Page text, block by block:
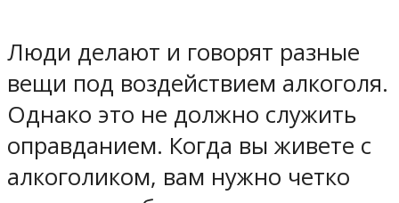
Люди делают и говорят разные
вещи под воздействием алкоголя.
Однако это не должно служить
оправданием. Когда вы живете с
алкоголиком, вам нужно четко